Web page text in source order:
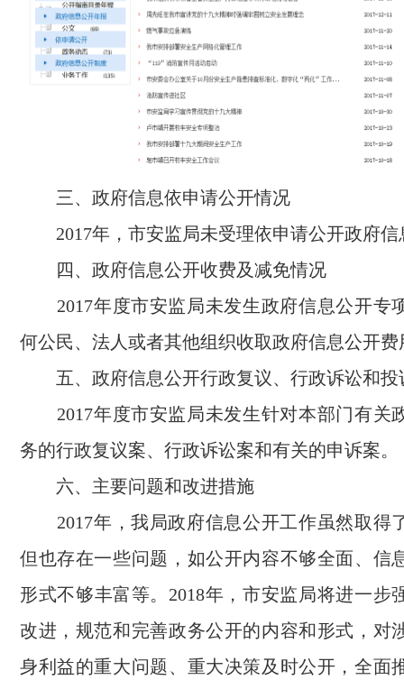
三、政府信息依申请公开情况
2017年，市安监局未受理依申请公开政府信
四、政府信息公开收费及减免情况
2017年度市安监局未发生政府信息公开专
何公民、法人或者其他组织收取政府信息公开费
五、政府信息公开行政复议、行政诉讼和投
2017年度市安监局未发生针对本部门有关
务的行政复议案、行政诉讼案和有关的申诉案。
六、主要问题和改进措施
2017年，我局政府信息公开工作虽然取得
但也存在一些问题，如公开内容不够全面、信
形式不够丰富等。2018年，市安监局将进一步
改进，规范和完善政务公开的内容和形式，对
身利益的重大问题、重大决策及时公开，全面